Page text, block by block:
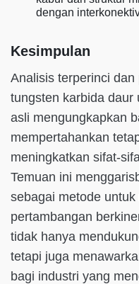
dengan
Kesimpulan
Analisis terperinci
tungsten karbida daur
asli mengungkapkan
mempertahankan
meningkatkan sifat-
Temuan ini
sebagai metode
pertambangan
tidak hanya
tetapi juga
bagi industri yang